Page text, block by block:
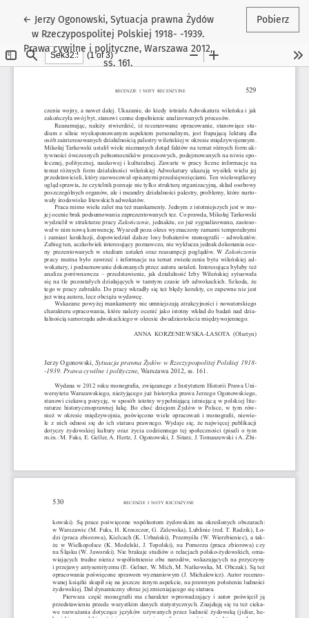
← Wróć do szczegółów artykułu
Jerzy Ogonowski, Sytuacja prawna Żydów
w Rzeczypospolitej Polskiej 1918- -1939.
Prawa cywilne i polityczne, Warszawa 2012,
ss. 161.
Pobierz